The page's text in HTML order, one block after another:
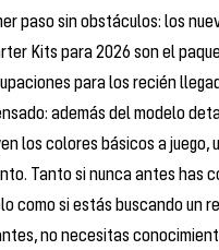
paso sin obstáculos: los
Kits para 2026 son el
para los recién
además del modelo
los colores básicos a juego,
Tanto si nunca antes has
como si estás buscando un
no necesitas